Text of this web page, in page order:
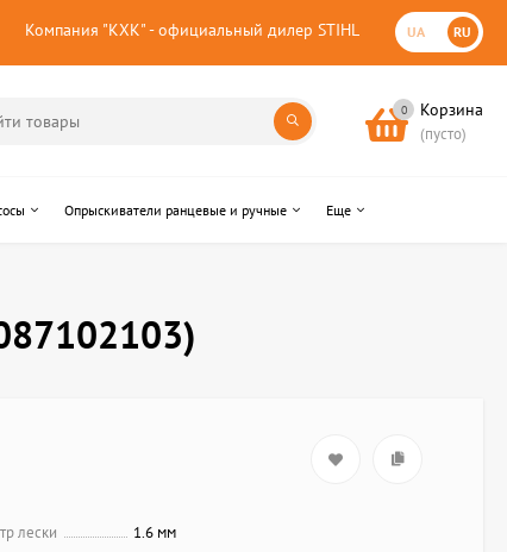
Компания "КХК" - официальный дилер STIHL UA RU
0 Корзина
(пусто)
Опрыскиватели ранцевые и ручные Еще
лески
1.6 мм